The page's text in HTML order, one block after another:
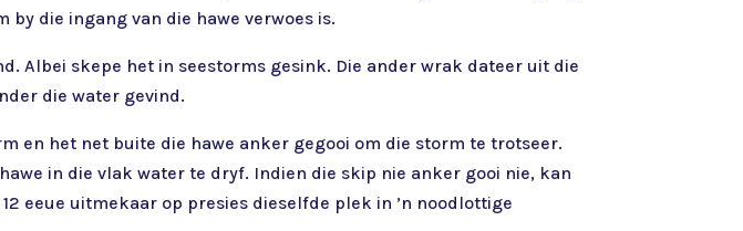
by die ingang van die hawe verwoes is.
Albei skepe het in seestorms gesink. Die ander wrak dateer uit die
die water gevind.
en het net buite die hawe anker gegooi om die storm te trotseer.
in die vlak water te dryf. Indien die skip nie anker gooi nie, kan
eeue uitmekaar op presies dieselfde plek in ’n noodlottige